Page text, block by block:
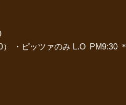
） ・ピッツァのみ L.O PM9:30 ＊